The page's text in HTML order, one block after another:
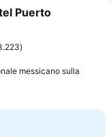
preferiti
Puerto
messicano sulla